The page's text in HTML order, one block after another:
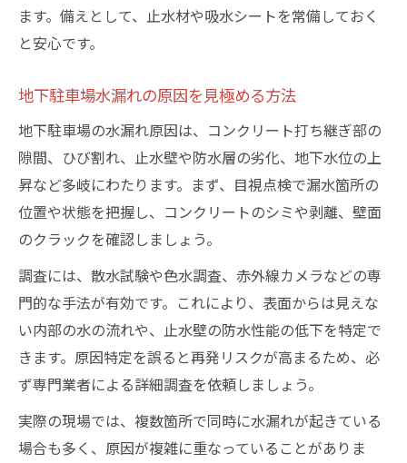
ます。備えとして、止水材や吸水シートを常備しておく
と安心です。
地下駐車場水漏れの原因を見極める方法
地下駐車場の水漏れ原因は、コンクリート打ち継ぎ部の
隙間、ひび割れ、止水壁や防水層の劣化、地下水位の上
昇など多岐にわたります。まず、目視点検で漏水箇所の
位置や状態を把握し、コンクリートのシミや剥離、壁面
のクラックを確認しましょう。
調査には、散水試験や色水調査、赤外線カメラなどの専
門的な手法が有効です。これにより、表面からは見えな
い内部の水の流れや、止水壁の防水性能の低下を特定で
きます。原因特定を誤ると再発リスクが高まるため、必
ず専門業者による詳細調査を依頼しましょう。
実際の現場では、複数箇所で同時に水漏れが起きている
場合も多く、原因が複雑に重なっていることがありま